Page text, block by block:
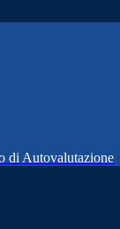
di Autovalutazione